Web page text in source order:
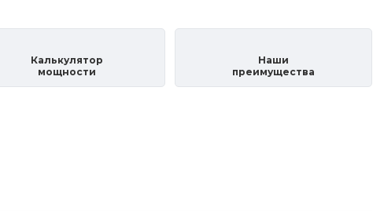
Калькулятор
мощности
Наши
преимущества